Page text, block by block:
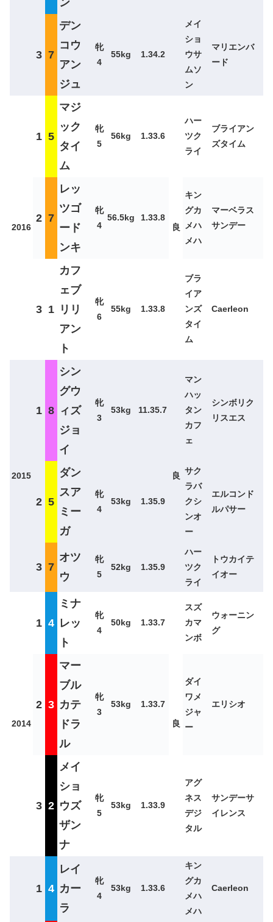
3 7
デン
コウ
アン
ジュ
牝
4
55kg 1.34.2
メイ
ショ
ウサ
ムソ
ン
マリエンバ
ード
2016
1 5
マジ
ック
タイ
ム
牝
5
56kg 1.33.6
良
ハー
ツク
ライ
ブライアン
ズタイム
2 7
レッ
ツゴ
ード
ンキ
牝
4
56.5kg 1.33.8
キン
グカ
メハ
メハ
マーベラス
サンデー
3 1
カフ
ェブ
リリ
アン
ト
牝
6
55kg 1.33.8
ブラ
イア
ンズ
タイ
ム
Caerleon
2015
1 8
シン
グウ
ィズ
ジョ
イ
牝
3
53kg 11.35.7
良
マン
ハッ
タン
カフ
ェ
シンボリク
リスエス
2 5
ダン
スア
ミー
ガ
牝
4
53kg 1.35.9
サク
ラバ
クシ
ンオ
ー
エルコンド
ルパサー
3 7
オツ
ウ
牝
5
52kg 1.35.9
ハー
ツク
ライ
トウカイテ
イオー
2014
1 4
ミナ
レッ
ト
牝
4
50kg 1.33.7
良
スズ
カマ
ンボ
ウォーニン
グ
2 3
マー
ブル
カテ
ドラ
ル
牝
3
53kg 1.33.7
ダイ
ワメ
ジャ
ー
エリシオ
3 2
メイ
ショ
ウズ
ザン
ナ
牝
5
53kg 1.33.9
アグ
ネス
デジ
タル
サンデーサ
イレンス
1 4
レイ
カー
ラ
牝
4
53kg 1.33.6
キン
グカ
メハ
メハ
Caerleon